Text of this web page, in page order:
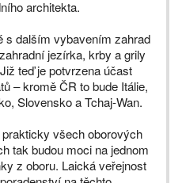
architekta.
s dalším vybavením zahrad
jezírka, krby a grily
teď je potvrzena účast
– kromě ČR to bude Itálie,
Slovensko a Tchaj-Wan.
všech oborových
tak budou moci na jednom
z oboru. Laická veřejnost